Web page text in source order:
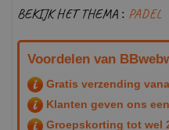
BEKIJK HET THEMA : PADEL
Voordelen van
Gratis verzending
Klanten geven ons een
Groepskorting tot wel